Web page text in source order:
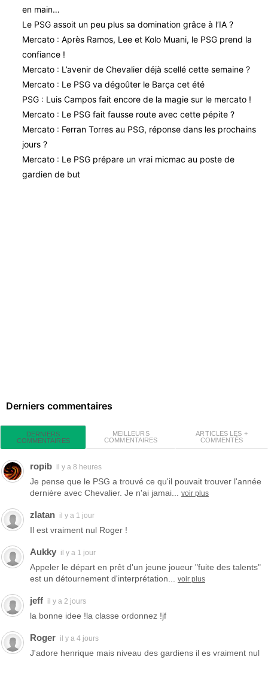
en main…
Le PSG assoit un peu plus sa domination grâce à l’IA ?
Mercato : Après Ramos, Lee et Kolo Muani, le PSG prend la
confiance !
Mercato : L’avenir de Chevalier déjà scellé cette semaine ?
Mercato : Le PSG va dégoûter le Barça cet été
PSG : Luis Campos fait encore de la magie sur le mercato !
Mercato : Le PSG fait fausse route avec cette pépite ?
Mercato : Ferran Torres au PSG, réponse dans les prochains
jours ?
Mercato : Le PSG prépare un vrai micmac au poste de
gardien de but
Derniers commentaires
DERNIERS
COMMENTAIRES
MEILLEURS
COMMENTAIRES
ARTICLES LES +
COMMENTÉS
ropib il y a 8 heures
Je pense que le PSG a trouvé ce qu'il pouvait trouver l'année
dernière avec Chevalier. Je n'ai jamai... voir plus
zlatan il y a 1 jour
Il est vraiment nul Roger !
Aukky il y a 1 jour
Appeler le départ en prêt d'un jeune joueur "fuite des talents"
est un détournement d'interprétation... voir plus
jeff il y a 2 jours
la bonne idee !la classe ordonnez !jf
Roger il y a 4 jours
J'adore henrique mais niveau des gardiens il es vraiment nul